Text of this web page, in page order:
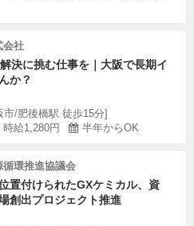
会社
決に挑む仕事を｜大阪で長期イ
か？
/肥後橋駅 徒歩15分]
給1,280円 半年からOK
環推進協議会
置付けられたGXケミカル、資
創出プロジェクト推進